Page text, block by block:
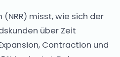
misst, wie sich der
über Zeit
Contraction und